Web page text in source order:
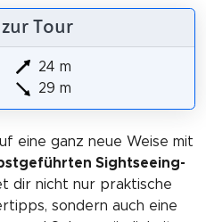
Tour
24 m
29 m
eine ganz neue Weise mit
Sightseeing-
dir nicht nur praktische
sondern auch eine